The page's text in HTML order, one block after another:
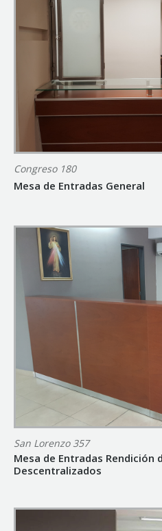
Congreso 180
Mesa de Entradas General
San Lorenzo 357
Mesa de Entradas Rendición
Descentralizados